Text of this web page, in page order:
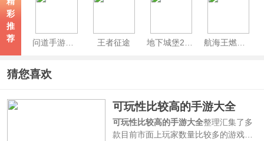
彩
推
荐
问道手游官服 王者征途 地下城堡2黑暗觉醒官服 航海王燃烧意志官方正版
猜您喜欢
可玩性比较高的手游大全
可玩性比较高的手游大全整理汇集了多
款目前市面上玩家数量比较多的游戏，